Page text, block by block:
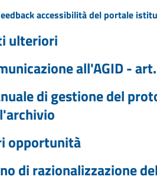
accessibilità del portale
ulteriori
all'AGID -
di gestione del
opportunità
di razionalizzazione